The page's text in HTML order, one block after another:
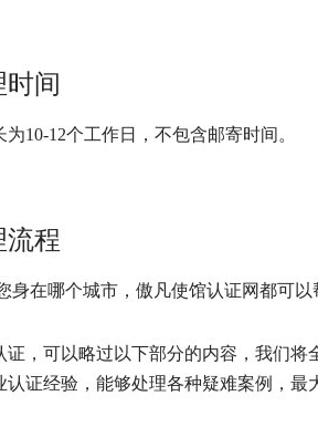
间
10-12个工作日，不包含邮寄时间。
程
在哪个城市，傲凡使馆认证网都可以
，可以略过以下部分的内容，我们
证经验，能够处理各种疑难案例，最